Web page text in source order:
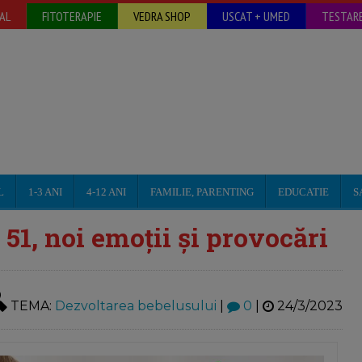
FITOTERAPIE VEDRA SHOP USCAT + UMED
1-3 ANI 4-12 ANI FAMILIE, PARENTING EDUCATIE
noi emoții și provocări
TEMA: Dezvoltarea bebelusului 0 24/3/2023